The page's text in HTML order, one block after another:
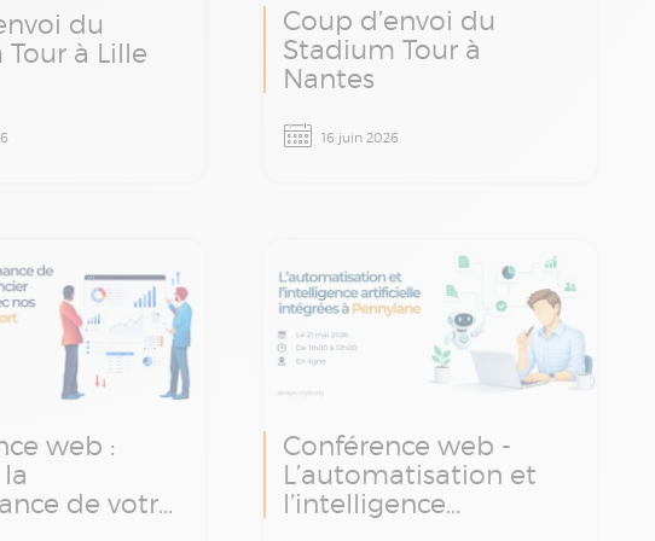
du
à Lille
Absys
à Lille le 24
Coup d’envoi du
Stadium Tour à
Nantes
Le Stadium Tour Absys
Cyborg arrive à Nantes le 16
16 juin 2026
web :
de votre
Conférence web -
L’automatisation et
l’intelligence